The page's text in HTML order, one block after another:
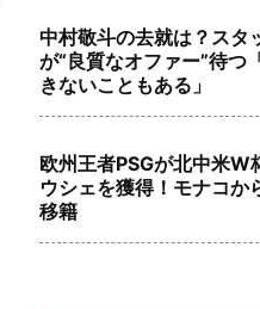
中村敬斗の去就は？スタ
が“良質なオファー”待つ
きないこともある」
欧州王者PSGが北中米W
ウシェを獲得！モナコか
移籍